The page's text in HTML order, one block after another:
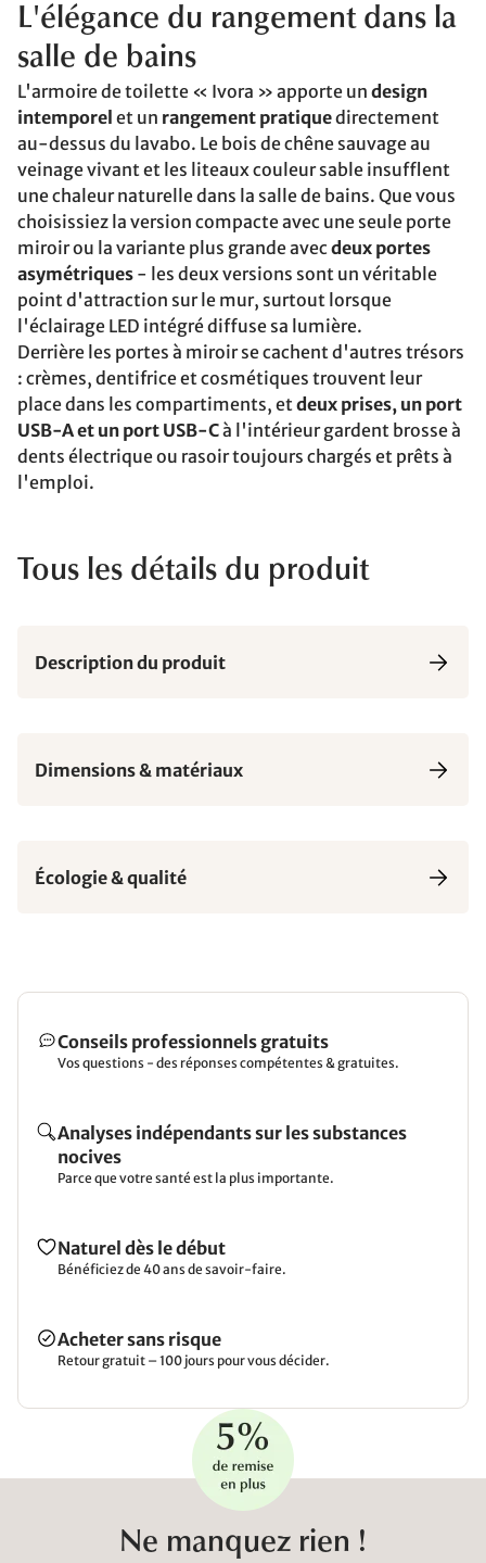
L'élégance du rangement dans la
salle de bains
L'armoire de toilette « Ivora » apporte un design
intemporel et un rangement pratiquedirectement
au-dessus du lavabo. Le bois de chêne sauvage au
veinage vivant et les liteaux couleur sable insufflent
une chaleur naturelle dans la salle de bains. Que vous
choisissiez la version compacte avec une seule porte
miroir ou la variante plus grande avecdeux portes
asymétriques - les deux versions sont un véritable
point d'attraction sur le mur, surtout lorsque
l'éclairage LED intégré diffuse sa lumière.
Derrière les portes à miroir se cachent d'autres trésors
: crèmes, dentifrice et cosmétiques trouvent leur
place dans les compartiments, etdeux prises, un port
USB-A et un port USB-Cà l'intérieur gardent brosse à
dents électrique ou rasoir toujours chargés et prêts à
l'emploi.
Tous les détails du produit
Description du produit
Dimensions & matériaux
Écologie & qualité
Conseils professionnels gratuits
Vos questions - des réponses compétentes & gratuites.
Analyses indépendants sur les substances
nocives
Parce que votre santé est la plus importante.
Naturel dès le début
Bénéficiez de 40 ans de savoir-faire.
Acheter sans risque
Retour gratuit – 100 jours pour vous décider.
Ne manquez rien !